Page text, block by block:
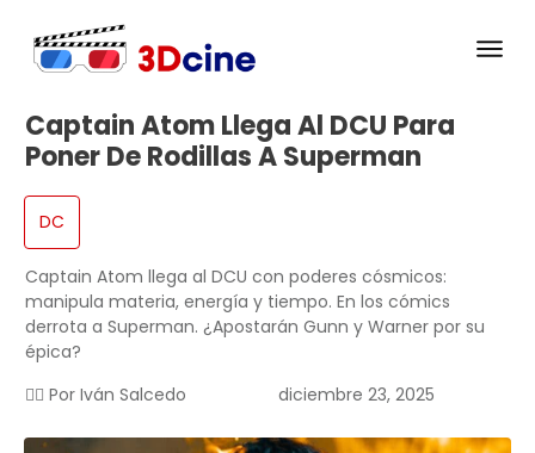
Captain Atom Llega Al DCU Para
Poner De Rodillas A Superman
DC
Captain Atom llega al DCU con poderes cósmicos:
manipula materia, energía y tiempo. En los cómics
derrota a Superman. ¿Apostarán Gunn y Warner por su
épica?
✍🏻 Por Iván Salcedo diciembre 23, 2025